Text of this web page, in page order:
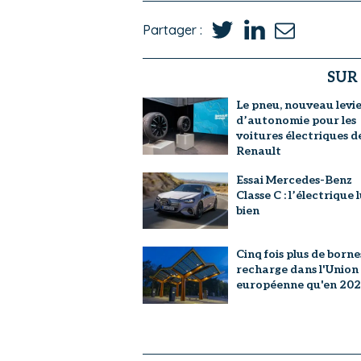
Partager :
Le pneu, nouveau
d’autonomie pour les
voitures électriques
Renault
Essai Mercedes-Benz
Classe C : l’électrique
bien
Cinq fois plus de
recharge dans l'Union
européenne qu'en